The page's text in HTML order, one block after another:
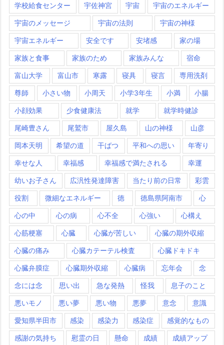
学校給食センター 宇佐神宮 宇宙 宇宙のエネルギー
宇宙のメッセージ 宇宙の法則 宇宙の神様
宇宙エネルギー 安全です 安堵感 家の場
家族と食事 家族のため 家族みんな 宿命
富山大学 富山市 寒露 寝具 寝言 専用洗剤
尊師 小さい物 小周天 小学3年生 小満 小腸
小顔効果 少食健康法 就学 就学時健診
尾崎豊さん 尾鷲市 屋久島 山の神様 山彦
岡本天明 希望の道 干ばつ 平和への思い 年寄り
幸せな人 幸福感 幸福感で満たされる 幸運
幼いお子さん 広汎性発達障害 当たり前の日常 彩雲
役割 微細なエネルギー 徳 徳島県阿南市 心
心の中 心の病 心不全 心強い 心構え
心筋梗塞 心臓 心臓が苦しい 心臓の期外収縮
心臓の痛み 心臓カテーテル検査 心臓ドキドキ
心臓弁膜症 心臓期外収縮 心臓病 忘年会 念
念には念 思い出 急な発熱 怪我 息子のこと
悪いモノ 悪い夢 悪い物 悪夢 意念 意識
愛知県半田市 感染 感染力 感染症 感覚的なもの
感謝の気持ち 慰霊の日 懸命 成績 成績アップ